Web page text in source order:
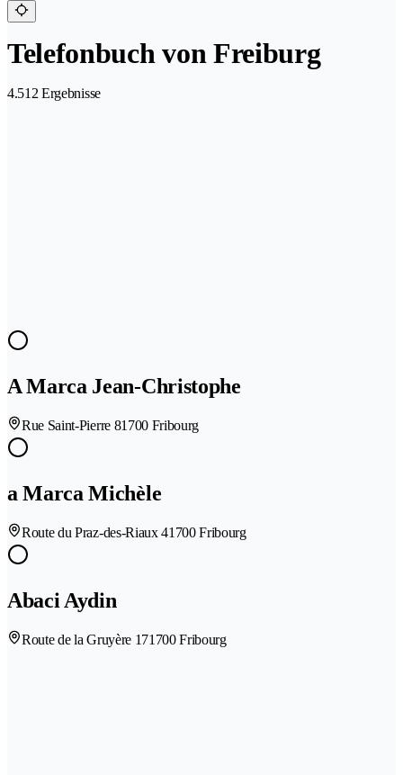
Telefonbuch von Freiburg
4.512 Ergebnisse
A Marca Jean-Christophe
Rue Saint-Pierre 81700 Fribourg
a Marca Michèle
Route du Praz-des-Riaux 41700 Fribourg
Abaci Aydin
Route de la Gruyère 171700 Fribourg